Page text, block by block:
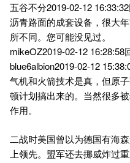
五谷不分2019-02-12
沥青路面的成套设备，很大
所不同。您可能没见过。
mikeOZ2019-02-12 16:28:58
blue6albion2019-02-12
气机和火箭技术是真，但原
顿计划搞出来的。当然很多
作用。
二战时美国曾以为德国有海
上领先。盟军还去挪威炸过